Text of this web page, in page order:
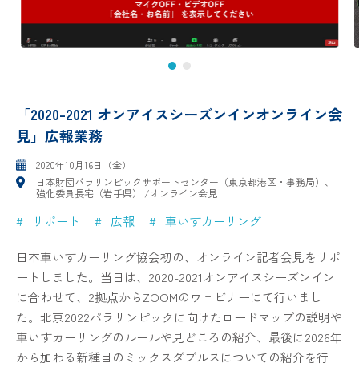
「2020-2021 オンアイスシーズンインオンライン会
見」広報業務
2020年10月16日（金）
日本財団パラリンピックサポートセンター（東京都港区・事務局）、
強化委員長宅（岩手県） /オンライン会見
サポート 広報 車いすカーリング
日本車いすカーリング協会初の、オンライン記者会見をサポ
ートしました。当日は、2020-2021オンアイスシーズンイン
に合わせて、2拠点からZOOMのウェビナーにて行いまし
た。北京2022パラリンピックに向けたロードマップの説明や
車いすカーリングのルールや見どころの紹介、最後に2026年
から加わる新種目のミックスダブルスについての紹介を行